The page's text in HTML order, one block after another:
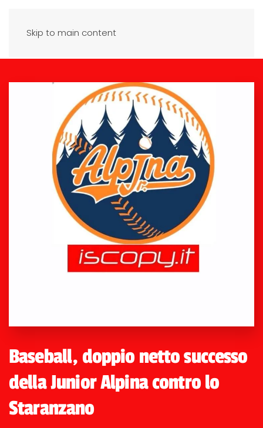
Skip to main content
Baseball, doppio netto successo
della Junior Alpina contro lo
Staranzano